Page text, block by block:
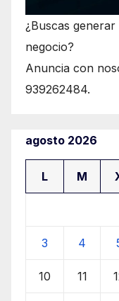
¿Buscas
negocio?
Anuncia con
939262484.
agosto 2026
L M
3 4
10 11